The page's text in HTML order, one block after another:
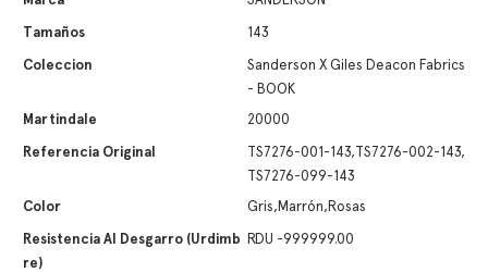
Tamaños
143
Coleccion
Sanderson X Giles Deacon Fabrics
- BOOK
Martindale
20000
Referencia Original
TS7276-001-143,TS7276-002-143,
TS7276-099-143
Color
Gris,Marrón,Rosas
Resistencia Al Desgarro (urdimb
Re)
RDU -999999.00